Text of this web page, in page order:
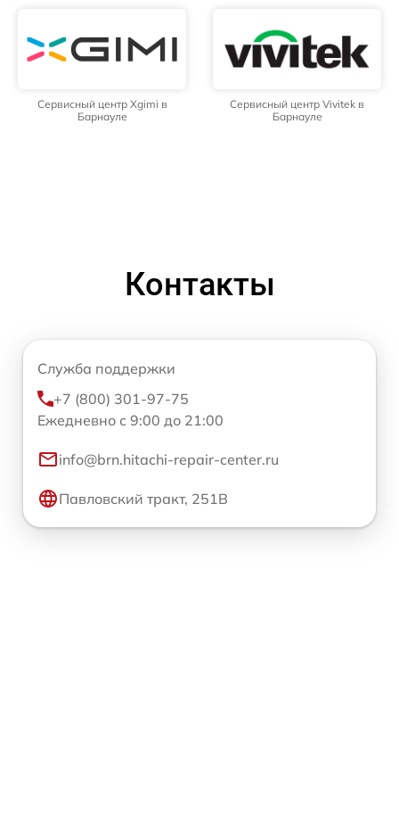
Сервисный центр Xgimi в
Барнауле
Сервисный центр Vivitek в
Барнауле
Контакты
Служба поддержки
+7 (800) 301-97-75
Ежедневно с 9:00 до 21:00
info@brn.hitachi-repair-center.ru
Павловский тракт, 251В